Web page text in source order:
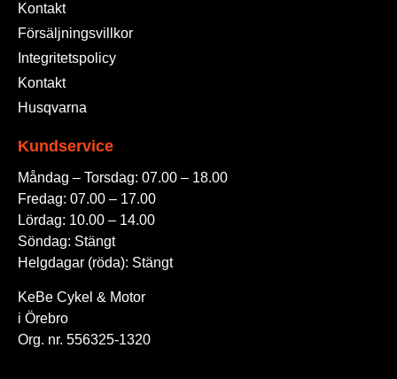
Kontakt
Försäljningsvillkor
Integritetspolicy
Kontakt
Husqvarna
Kundservice
Måndag – Torsdag: 07.00 – 18.00
Fredag: 07.00 – 17.00
Lördag: 10.00 – 14.00
Söndag: Stängt
Helgdagar (röda): Stängt
KeBe Cykel & Motor
i Örebro
Org. nr. 556325-1320